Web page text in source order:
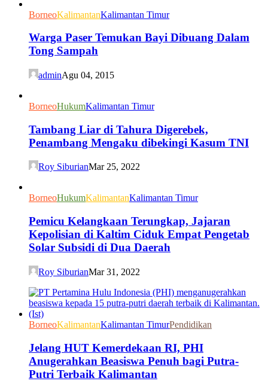
BorneoKalimantanKalimantan Timur
Warga Paser Temukan Bayi Dibuang Dalam
Tong Sampah
adminAgu 04, 2015
BorneoHukumKalimantan Timur
Tambang Liar di Tahura Digerebek,
Penambang Mengaku dibekingi Kasum TNI
Roy SiburianMar 25, 2022
BorneoHukumKalimantanKalimantan Timur
Pemicu Kelangkaan Terungkap, Jajaran
Kepolisian di Kaltim Ciduk Empat Pengetab
Solar Subsidi di Dua Daerah
Roy SiburianMar 31, 2022
BorneoKalimantanKalimantan TimurPendidikan
Jelang HUT Kemerdekaan RI, PHI
Anugerahkan Beasiswa Penuh bagi Putra-
Putri Terbaik Kalimantan